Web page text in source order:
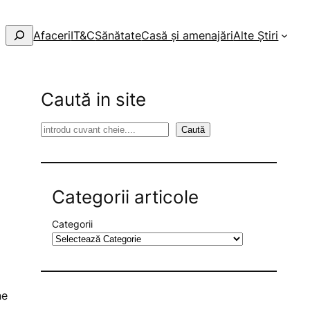
AfaceriIT&CSănătateCasă și amenajăriAlte Știri
Caută in site
S
a
Caută
Categorii articole
Categorii